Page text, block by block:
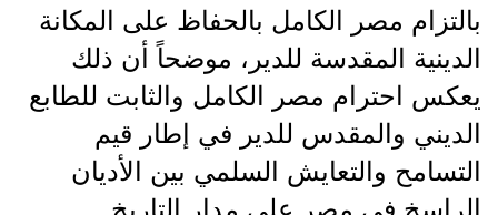
بالتزام مصر الكامل بالحفاظ على المكانة
الدينية المقدسة للدير، موضحاً أن ذلك
يعكس احترام مصر الكامل والثابت للطابع
الديني والمقدس للدير في إطار قيم
التسامح والتعايش السلمي بين الأديان